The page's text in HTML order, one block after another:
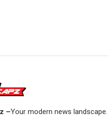
–Your modern news landscape.